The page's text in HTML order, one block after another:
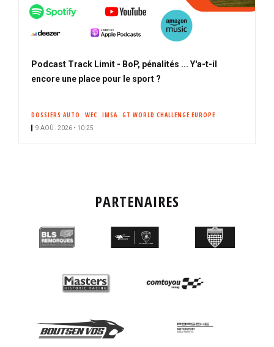
Podcast Track Limit - BoP, pénalités ... Y'a-t-il
encore une place pour le sport ?
DOSSIERS AUTO WEC IMSA GT WORLD CHALLENGE EUROPE
9 AOÛ. 2026 • 10:25
PARTENAIRES